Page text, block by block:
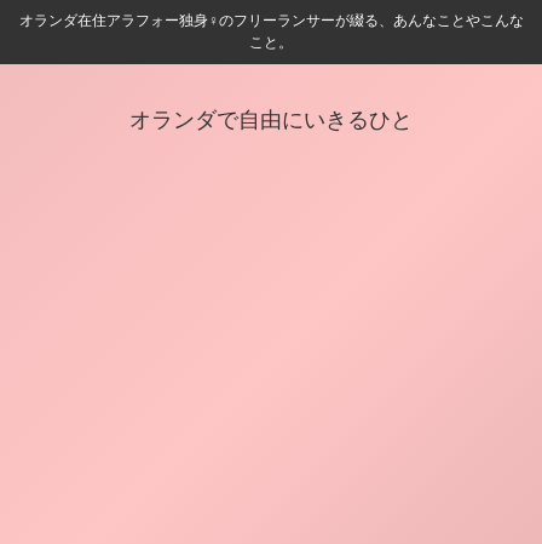
オランダ在住アラフォー独身♀️のフリーランサーが綴る、あんなことやこんな
こと。
オランダで自由にいきるひと